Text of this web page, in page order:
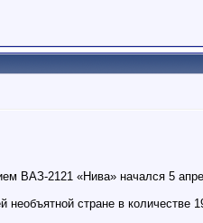
ВАЗ-2121 «Нива» начался 5
необъятной стране в количестве